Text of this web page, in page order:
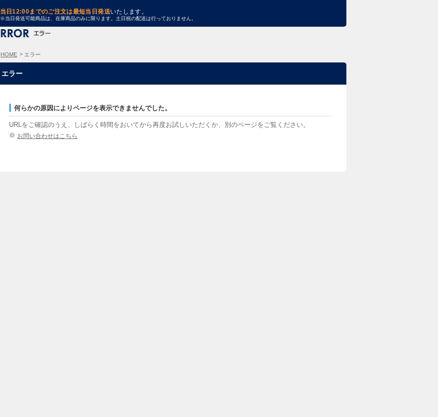
当日12:00までのご注文は最短当日発送いたします。
※当日発送可能商品は、在庫商品のみに限ります。土日祝の配送は行っておりません。
HOME エラー
エラー
何らかの原因によりページを表示できませんでした。
URLをご確認のうえ、しばらく時間をおいてから再度お試しいただくか、別のページをご覧ください。
お問い合わせはこちら